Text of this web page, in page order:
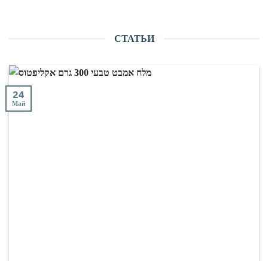
СТАТЬИ
24
Май